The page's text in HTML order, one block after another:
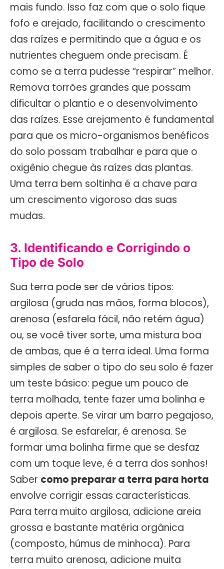
mais fundo. Isso faz com que o solo fique
fofo e arejado, facilitando o crescimento
das raízes e permitindo que a água e os
nutrientes cheguem onde precisam. É
como se a terra pudesse “respirar” melhor.
Remova torrões grandes que possam
dificultar o plantio e o desenvolvimento
das raízes. Esse arejamento é fundamental
para que os micro-organismos benéficos
do solo possam trabalhar e para que o
oxigênio chegue às raízes das plantas.
Uma terra bem soltinha é a chave para
um crescimento vigoroso das suas
mudas.
3. Identificando e Corrigindo o
Tipo de Solo
Sua terra pode ser de vários tipos:
argilosa (gruda nas mãos, forma blocos),
arenosa (esfarela fácil, não retém água)
ou, se você tiver sorte, uma mistura boa
de ambas, que é a terra ideal. Uma forma
simples de saber o tipo do seu solo é fazer
um teste básico: pegue um pouco de
terra molhada, tente fazer uma bolinha e
depois aperte. Se virar um barro pegajoso,
é argilosa. Se esfarelar, é arenosa. Se
formar uma bolinha firme que se desfaz
com um toque leve, é a terra dos sonhos!
Saber como preparar a terra para horta
envolve corrigir essas características.
Para terra muito argilosa, adicione areia
grossa e bastante matéria orgânica
(composto, húmus de minhoca). Para
terra muito arenosa, adicione muita